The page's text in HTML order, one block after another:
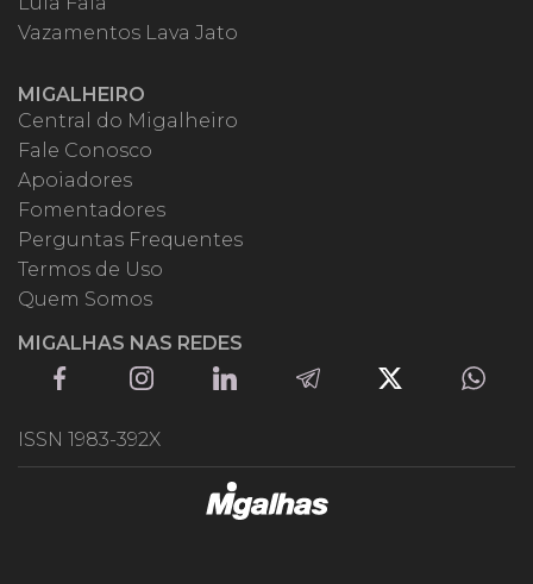
Vazamentos Lava Jato
MIGALHEIRO
Central do Migalheiro
Fale Conosco
Apoiadores
Fomentadores
Perguntas Frequentes
Termos de Uso
Quem Somos
MIGALHAS NAS REDES
ISSN 1983-392X